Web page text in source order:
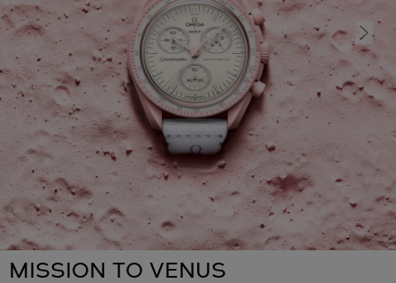
MISSION TO VENUS